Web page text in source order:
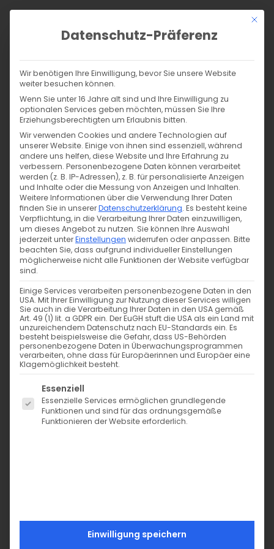
Zum
Products
Start/Shop/Nähen/Wollshop/ Wolltresse/
Bio Wolltresse – dark denim 7259
Bio Wolltresse – dark denim 7259
2,70€ inkl. MwSt. zzgl. Versand
Vorrätig
Mit
Datenschutz-Präferenz
Wir benötigen Ihre Einwilligung, bevor Sie unsere Website
weiter besuchen können.
Wenn Sie unter 16 Jahre alt sind und Ihre Einwilligung zu
optionalen Services geben möchten, müssen Sie Ihre
Erziehungsberechtigten um Erlaubnis bitten.
Wir verwenden Cookies und andere Technologien auf
unserer Website. Einige von ihnen sind essenziell, während
andere uns helfen, diese Website und Ihre Erfahrung zu
verbessern. Personenbezogene Daten können verarbeitet
werden (z. B. IP-Adressen), z. B. für personalisierte Anzeigen
und Inhalte oder die Messung von Anzeigen und Inhalten.
Weitere Informationen über die Verwendung Ihrer Daten
finden Sie in unsererDatenschutzerklärung. Es besteht keine
Verpflichtung, in die Verarbeitung Ihrer Daten einzuwilligen,
um dieses Angebot zu nutzen. Sie können Ihre Auswahl
jederzeit unterEinstellungen widerrufen oder anpassen. Bitte
beachten Sie, dass aufgrund individueller Einstellungen
möglicherweise nicht alle Funktionen der Website verfügbar
sind.
Einige Services verarbeiten personenbezogene Daten in den
USA. Mit Ihrer Einwilligung zur Nutzung dieser Services willigen
Sie auch in die Verarbeitung Ihrer Daten in den USA gemäß
Art. 49 (1) lit. a GDPR ein. Der EuGH stuft die USA als ein Land mit
unzureichendem Datenschutz nach EU-Standards ein. Es
besteht beispielsweise die Gefahr, dass US-Behörden
personenbezogene Daten in Überwachungsprogrammen
verarbeiten, ohne dass für Europäerinnen und Europäer eine
Klagemöglichkeit besteht.
Es folgt eine Liste der Service-Gruppen, für die eine
Essenziell
Essenzielle Services ermöglichen grundlegende
Funktionen und sind für das ordnungsgemäße
Funktionieren der Website erforderlich.
Einwilligung speichern